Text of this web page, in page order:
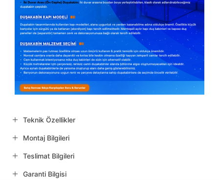
Teknik Özellikler
Montaj Bilgileri
Teslimat Bilgileri
Garanti Bilgisi